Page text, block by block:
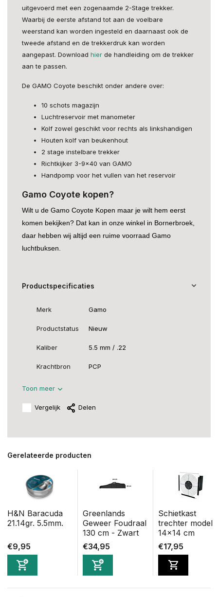
uitgevoerd met een zogenaamde 2-Stage trekker.
Waarbij de eerste afstand tot aan de voelbare
weerstand kan worden ingesteld en daarnaast ook de
tweede afstand en de trekkerdruk kan worden
aangepast. Download hier de handleiding om de trekker
aan te passen.
De GAMO Coyote beschikt onder andere over:
10 schots magazijn
Luchtreservoir met manometer
Kolf zowel geschikt voor rechts als linkshandigen
Houten kolf van beukenhout
2 stage instelbare trekker
Richtkijker 3-9x40 van GAMO
Handpomp voor het vullen van het reservoir
Gamo Coyote kopen?
Wilt u de Gamo Coyote Kopen maar je wilt hem eerst
komen bekijken? Dat kan in onze winkel in Bornerbroek,
daar hebben wij altijd een ruime voorraad Gamo
luchtbuksen.
Productspecificaties
Merk Gamo
Productstatus Nieuw
Kaliber 5.5 mm / .22
Krachtbron PCP
Toon meer
Vergelijk Delen
Gerelateerde producten
H&N Baracuda
21.14gr. 5.5mm.
€9,95
Greenlands
Geweer Foudraal
130 cm - Zwart
€34,95
Schietkast
trechter model
14x14 cm
€17,95